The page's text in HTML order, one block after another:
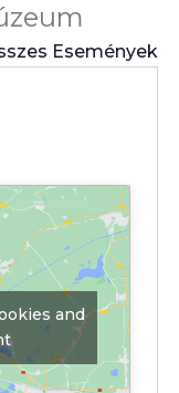
Események
and